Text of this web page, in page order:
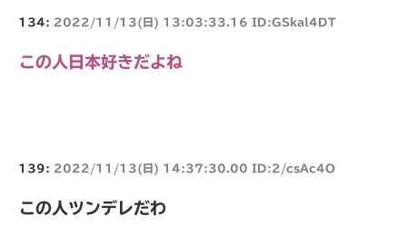
134: 2022/11/13(日) 13:03:33.16 ID:GSkal4DT
この人日本好きだよね
139: 2022/11/13(日) 14:37:30.00 ID:2/csAc4O
この人ツンデレだわ